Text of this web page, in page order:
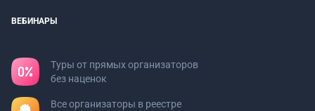
ВЕБИНАРЫ
Туры от прямых организаторов
без наценок
Все организаторы в реестре